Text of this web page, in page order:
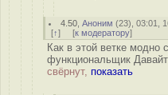
4.50 ,Аноним (23), 03:01,
[↑] [к модератору]
Как в этой ветке модно
функциональщик
свёрнут, показать